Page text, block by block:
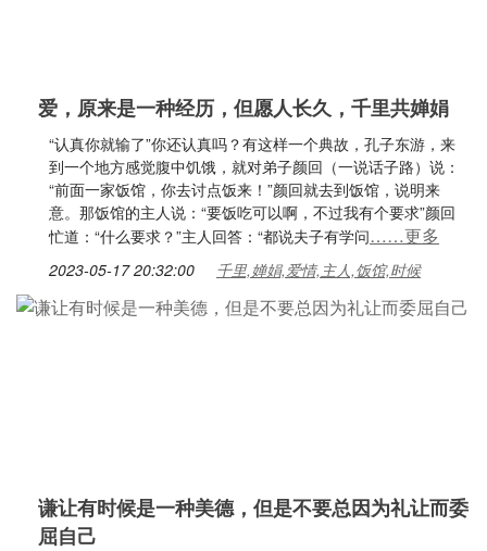
爱，原来是一种经历，但愿人长久，千里共婵娟
“认真你就输了”你还认真吗？有这样一个典故，孔子东游，来
到一个地方感觉腹中饥饿，就对弟子颜回（一说话子路）说：
“前面一家饭馆，你去讨点饭来！”颜回就去到饭馆，说明来
意。那饭馆的主人说：“要饭吃可以啊，不过我有个要求”颜回
忙道：“什么要求？”主人回答：“都说夫子有学问……更多
2023-05-17 20:32:00 千里,婵娟,爱情,主人,饭馆,时候
谦让有时候是一种美德，但是不要总因为礼让而委
屈自己